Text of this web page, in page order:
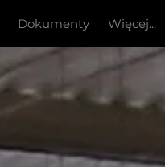
Dokumenty Więcej...